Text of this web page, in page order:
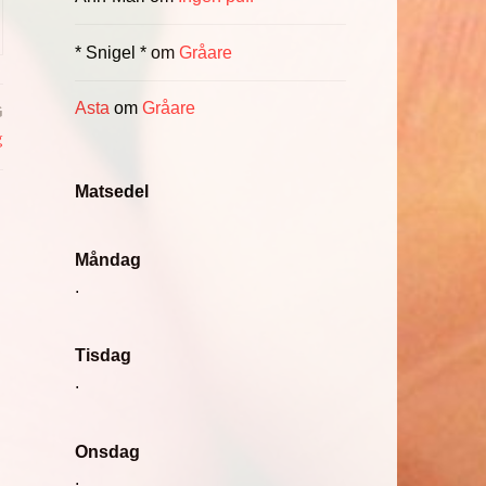
* Snigel *om Gråare
Astaom Gråare
Matsedel
Måndag
.
Tisdag
.
Onsdag
.